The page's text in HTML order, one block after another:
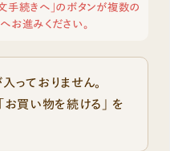
手続きへ」のボタンが複数の
お進みください。
っておりません。
買い物を続ける」 を